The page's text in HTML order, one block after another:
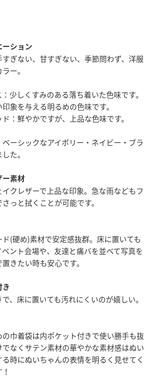
ーション
ぎない、甘すぎない、季節問わず、洋服
ー。
少しくすみのある落ち着いた色味です。
象を与える明るめの色味です。
：鮮やかですが、上品な色味です。
ーシックなアイボリー・ネイビー・ブラ
た。
ー素材
クレザーで上品な印象。急な雨などもフ
っと拭くことが可能です。
(硬め)素材で安定感抜群。床に置いても
ント会場や、友達と痛バを並べて写真を
きたい時も安心です。
き
、床に置いても汚れにくいのが嬉しい。
巾着袋は内ポケット付きで使い勝手も抜
なくサテン素材の華やかな素材感はぬい
時にぬいちゃんの表情を明るく見せてく